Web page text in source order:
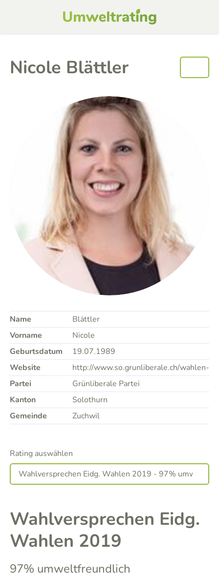
Nicole Blättler
Name
Blättler
Vorname
Nicole
Geburtsdatum
19.07.1989
Website
http://www.so.grunliberale.ch/wahlen-
Partei
Grünliberale Partei
Kanton
Solothurn
Gemeinde
Zuchwil
Rating auswählen
Wahlversprechen Eidg.
Wahlen 2019
97% umweltfreundlich